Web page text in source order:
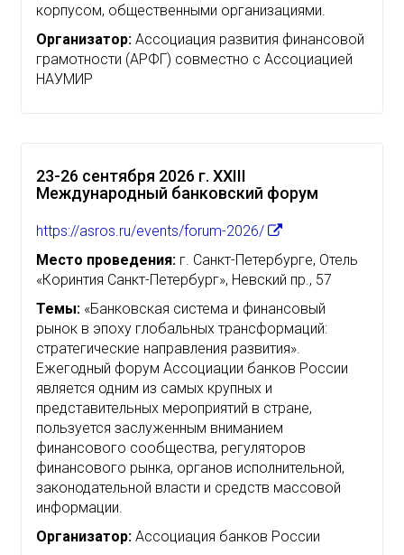
корпусом, общественными организациями.
Организатор: Ассоциация развития финансовой
грамотности (АРФГ) совместно с Ассоциацией
НАУМИР
23-26 сентября 2026 г. XXIII
Международный банковский форум
https://asros.ru/events/forum-2026/
Место проведения: г. Санкт-Петербурге, Отель
«Коринтия Санкт-Петербург», Невский пр., 57
Темы: «Банковская система и финансовый
рынок в эпоху глобальных трансформаций:
стратегические направления развития».
Ежегодный форум Ассоциации банков России
является одним из самых крупных и
представительных мероприятий в стране,
пользуется заслуженным вниманием
финансового сообщества, регуляторов
финансового рынка, органов исполнительной,
законодательной власти и средств массовой
информации.
Организатор: Ассоциация банков России